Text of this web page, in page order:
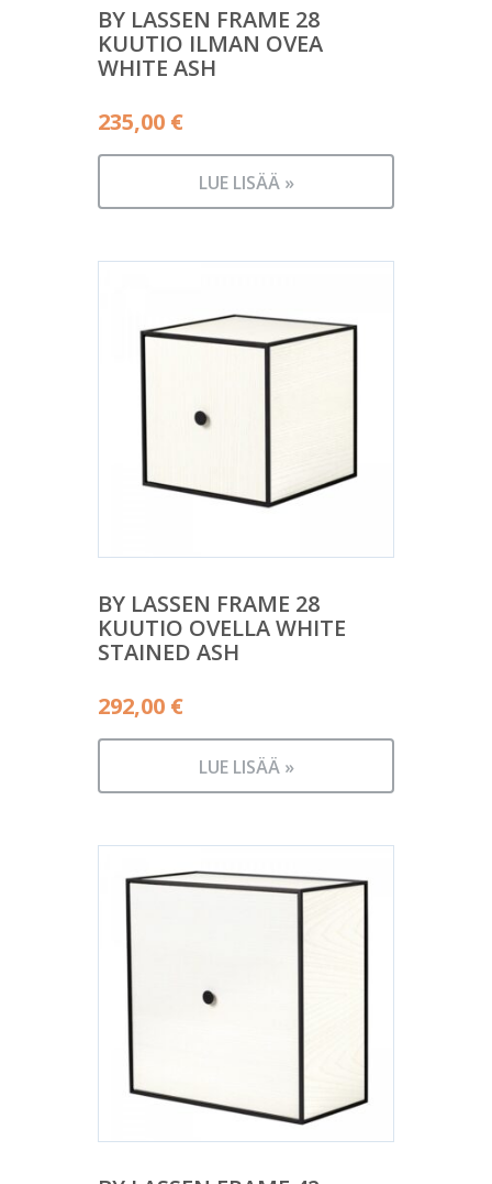
BY LASSEN FRAME 28
KUUTIO ILMAN OVEA
WHITE ASH
235,00 €
LUE LISÄÄ »
BY LASSEN FRAME 28
KUUTIO OVELLA WHITE
STAINED ASH
292,00 €
LUE LISÄÄ »